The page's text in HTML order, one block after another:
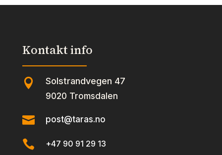
Kontakt info
 Solstrandvegen 47
9020 Tromsdalen
 post@taras.no
 +47 90 91 29 13